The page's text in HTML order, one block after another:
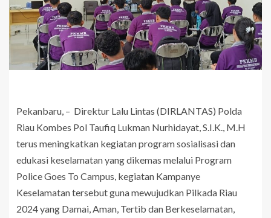
Pekanbaru, – Direktur Lalu Lintas (DIRLANTAS) Polda
Riau Kombes Pol Taufiq Lukman Nurhidayat, S.I.K., M.H
terus meningkatkan kegiatan program sosialisasi dan
edukasi keselamatan yang dikemas melalui Program
Police Goes To Campus, kegiatan Kampanye
Keselamatan tersebut guna mewujudkan Pilkada Riau
2024 yang Damai, Aman, Tertib dan Berkeselamatan,